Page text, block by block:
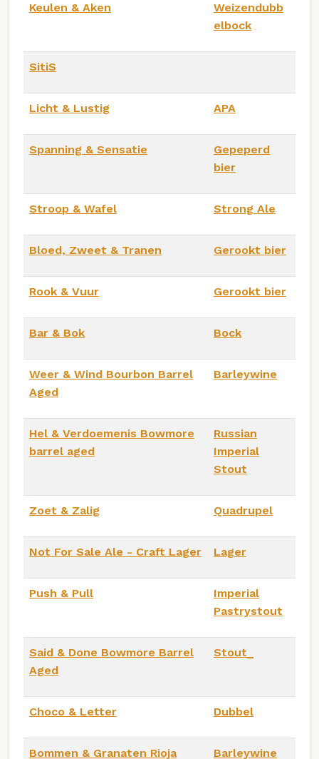
Keulen & Aken
Weizendubb
elbock
SitiS
Licht & Lustig APA
Spanning & Sensatie
Gepeperd
bier
Stroop & Wafel Strong Ale
Bloed, Zweet & Tranen Gerookt bier
Rook & Vuur Gerookt bier
Bar & Bok Bock
Weer & Wind Bourbon Barrel
Aged
Barleywine
Hel & Verdoemenis Bowmore
barrel aged
Russian
Imperial
Stout
Zoet & Zalig Quadrupel
Not For Sale Ale - Craft Lager Lager
Push & Pull
Imperial
Pastrystout
Said & Done Bowmore Barrel
Aged
Stout_
Choco & Letter Dubbel
Bommen & Granaten Rioja
Barleywine